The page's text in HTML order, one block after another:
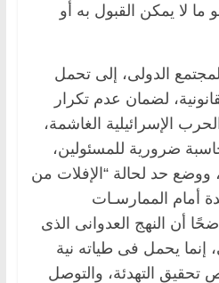
لا يمكن القبول به أو
الدولى، إلى تحمل
لضمان عدم تكرار
الإسرائيلية الغاشمة،
ضرورية للمسئولين،
ووضع حد لحالة “الإفلات من
أمام الممارسـات
أن النهج العدوانى الذى
إنما يحمل فى طياته نية
تحقيق التهدئة، والتوصل